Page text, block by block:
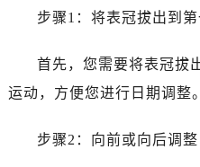
步骤1：将表冠拔出到第
首先，您需要将表冠拔
运动，方便您进行日期调整。
步骤2：向前或向后调整